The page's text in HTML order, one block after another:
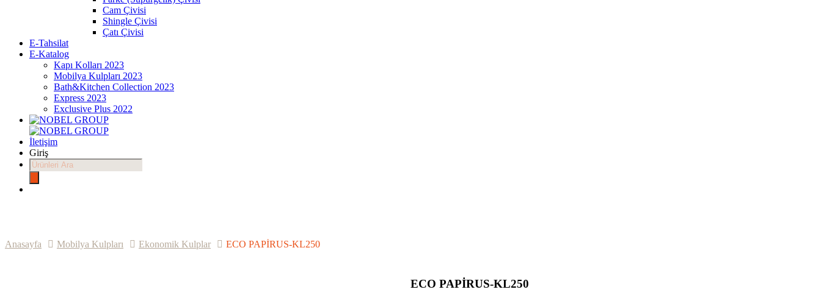
Cam Çivisi
Shingle Çivisi
Çatı Çivisi
E-Tahsilat
E-Katalog
Kapı Kolları 2023
Mobilya Kulpları 2023
Bath&Kitchen Collection 2023
Express 2023
Exclusive Plus 2022
İletişim
Giriş
Products
search
Anasayfa Mobilya Kulpları Ekonomik Kulplar ECO PAPİRUS-KL250
ECO PAPİRUS-KL250